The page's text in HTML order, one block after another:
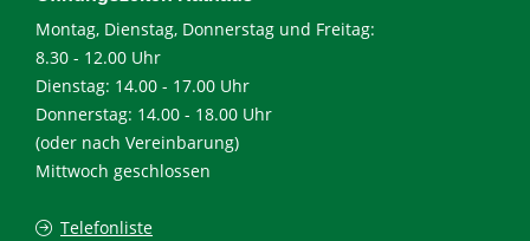
Montag, Dienstag, Donnerstag und Freitag:
8.30 - 12.00 Uhr
Dienstag: 14.00 - 17.00 Uhr
Donnerstag: 14.00 - 18.00 Uhr
(oder nach Vereinbarung)
Mittwoch geschlossen
Telefonliste